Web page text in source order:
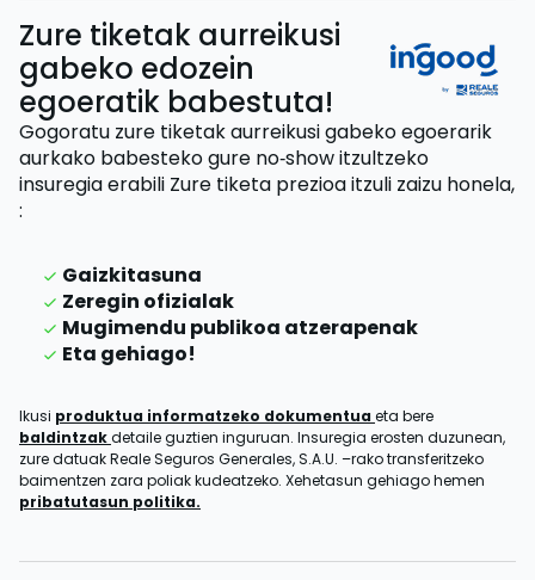
Zure tiketak aurreikusi
gabeko edozein
egoeratik babestuta!
Gogoratu zure tiketak aurreikusi gabeko egoerarik
aurkako babesteko gure no‑show itzultzeko
insuregia erabili Zure tiketa prezioa itzuli zaizu honela,
:
Gaizkitasuna
Zeregin ofizialak
Mugimendu publikoa atzerapenak
Eta gehiago!
Ikusi produktua informatzeko dokumentua eta bere
baldintzakdetaile guztien inguruan. Insuregia erosten duzunean,
zure datuak Reale Seguros Generales, S.A.U. –rako transferitzeko
baimentzen zara poliak kudeatzeko. Xehetasun gehiago hemen
pribatutasun politika.